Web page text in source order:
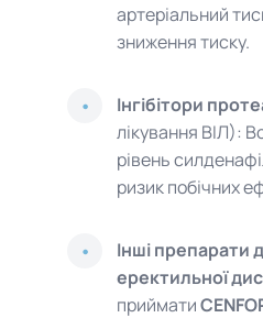
артеріальний
зниження тиску.
Інгібітори
лікування ВІЛ):
рівень
ризик побічних
Інші препарати
еректильної
приймати